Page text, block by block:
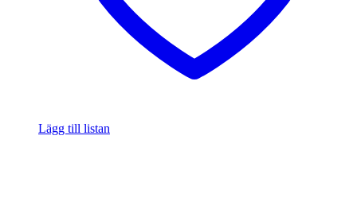
Lägg till listan